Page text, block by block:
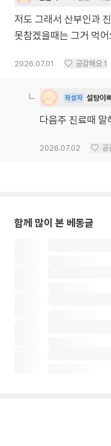
저도 그래서 산부인과
못참겠을때는 그거 먹
2026.07.01 공감해요 1
작성자 설탕이
다음주 진료때 말
2026.07.02 공
함께 많이 본 베동글